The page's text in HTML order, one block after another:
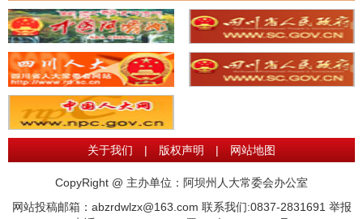
关于我们 | 版权声明 | 网站地图
CopyRight @ 主办单位：阿坝州人大常委会办公室
网站投稿邮箱：abzrdwlzx@163.com 联系我们:0837-2831691 举报